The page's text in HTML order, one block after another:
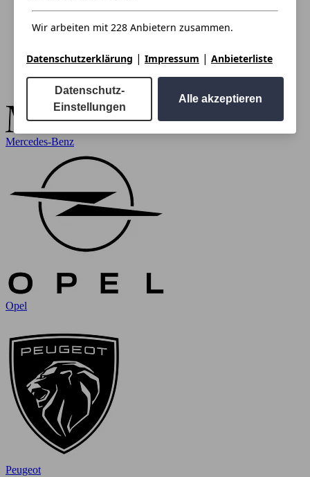
Mercedes-Benz
Opel
Peugeot
Wir arbeiten mit 228 Anbietern zusammen.
Datenschutzerklärung | Impressum | Anbieterliste
Datenschutz-
Einstellungen
Alle akzeptieren